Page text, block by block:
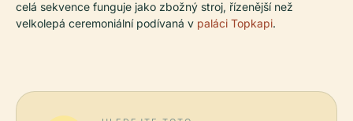
celá sekvence funguje jako zbožný stroj, řízenější než
velkolepá ceremoniální podívaná v paláci Topkapi.